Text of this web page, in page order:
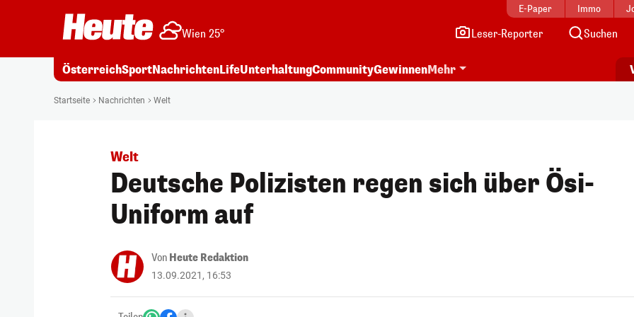
E-Paper Immo
Wien 25° Leser-Reporter Suchen
ÖsterreichSportNachrichtenLifeUnterhaltungCommunityGewinnenMehr
Startseite Nachrichten Welt
Welt
Deutsche Polizisten regen sich über Ösi-
Uniform auf
Von Heute Redaktion
13.09.2021, 16:53